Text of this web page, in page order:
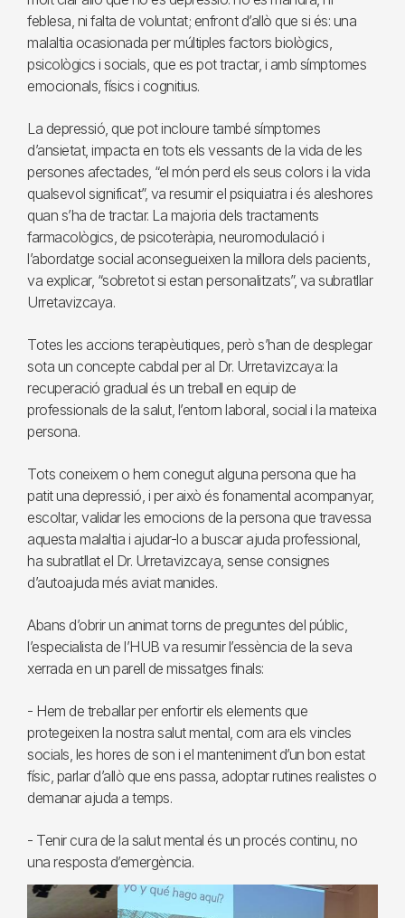
feblesa, ni falta de voluntat; enfront d’allò que si és: una
malaltia ocasionada per múltiples factors biològics,
psicològics i socials, que es pot tractar, i amb símptomes
emocionals, físics i cognitius.
La depressió, que pot incloure també símptomes
d’ansietat, impacta en tots els vessants de la vida de les
persones afectades, “el món perd els seus colors i la vida
qualsevol significat”, va resumir el psiquiatra i és aleshores
quan s’ha de tractar. La majoria dels tractaments
farmacològics, de psicoteràpia, neuromodulació i
l’abordatge social aconsegueixen la millora dels pacients,
va explicar, “sobretot si estan personalitzats”, va subratllar
Urretavizcaya.
Totes les accions terapèutiques, però s’han de desplegar
sota un concepte cabdal per al Dr. Urretavizcaya: la
recuperació gradual és un treball en equip de
professionals de la salut, l’entorn laboral, social i la mateixa
persona.
Tots coneixem o hem conegut alguna persona que ha
patit una depressió, i per això és fonamental acompanyar,
escoltar, validar les emocions de la persona que travessa
aquesta malaltia i ajudar-lo a buscar ajuda professional,
ha subratllat el Dr. Urretavizcaya, sense consignes
d’autoajuda més aviat manides.
Abans d’obrir un animat torns de preguntes del públic,
l’especialista de l’HUB va resumir l’essència de la seva
xerrada en un parell de missatges finals:
- Hem de treballar per enfortir els elements que
protegeixen la nostra salut mental, com ara els vincles
socials, les hores de son i el manteniment d’un bon estat
físic, parlar d’allò que ens passa, adoptar rutines realistes o
demanar ajuda a temps.
- Tenir cura de la salut mental és un procés continu, no
una resposta d’emergència.